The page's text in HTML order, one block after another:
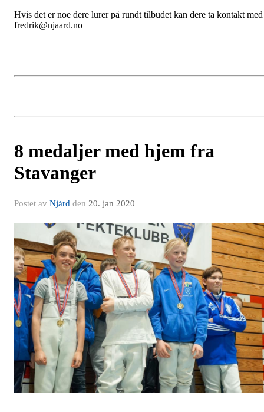
Hvis det er noe dere lurer på rundt tilbudet kan dere ta kontakt med
fredrik@njaard.no
8 medaljer med hjem fra
Stavanger
Postet av Njård den 20. jan 2020